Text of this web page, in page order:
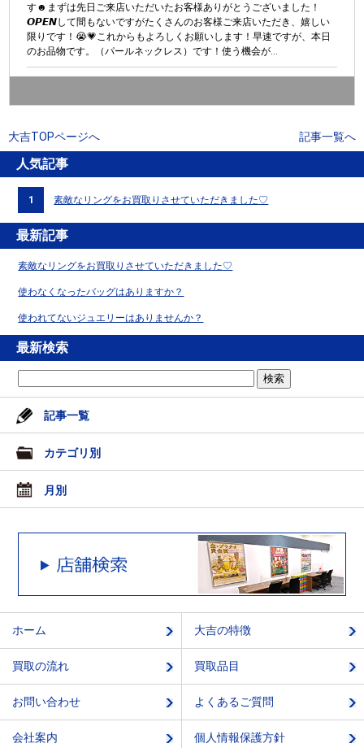
す☻まずは先日ご来店いただいたお客様ありがとうございました！
𝙊𝙋𝙀𝙉して間もないですがたくさんのお客様ご来店いただき、嬉しい
限りです！😭💗これからもよろしくお願いします！早速ですが、本日
のお品物です。（パールネックレス）です！使う機会が...
大吉TOPページへ 記事一覧へ
人気記事
1 素敵なリングをお買取りさせていただきました♡
最新記事
素敵なリングをお買取りさせていただきました♡
使わなくなったバッグはありますか？
使われてないジュエリーはありませんか？
最新検索
記事一覧
カテゴリ別
月別
ホーム 大吉の特徴
買取の流れ 買取品目
お問い合わせ よくあるご質問
会社案内 個人情報保護方針